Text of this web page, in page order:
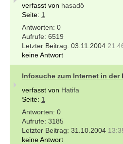
verfasst von hasadö
Seite: 1
0
6519
03.11.2004
keine Antwort
Infosuche zum Internet in der
verfasst von Hatifa
Seite: 1
0
3185
31.10.2004
keine Antwort